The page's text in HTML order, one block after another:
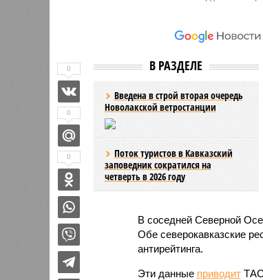
В РАЗДЕЛЕ
Введена в строй вторая очередь
Новолакской ветростанции
Поток туристов в Кавказский
заповедник сократился на
четверть в 2026 году
В соседней Северной
Обе северокавказские
антирейтинга.
Эти данные приводит
0
0
0